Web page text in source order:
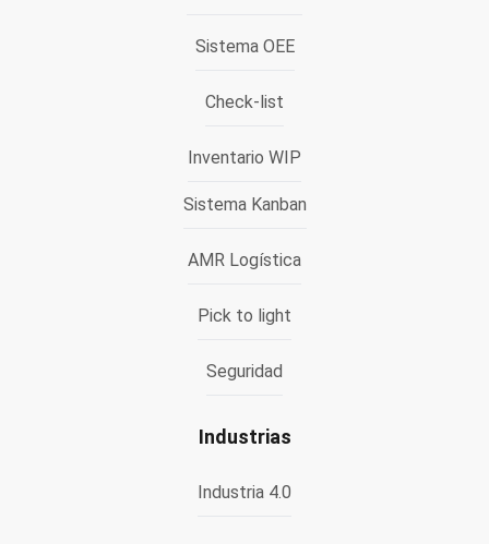
Sistema OEE
Check-list
Inventario WIP
Sistema Kanban
AMR Logística
Pick to light
Seguridad
Industrias
Industria 4.0